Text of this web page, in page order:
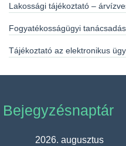
Lakossági tájékoztató –
Fogyatékosságügyi
Tájékoztató az elektronikus
Bejegyzésnaptár
2026. augusztus